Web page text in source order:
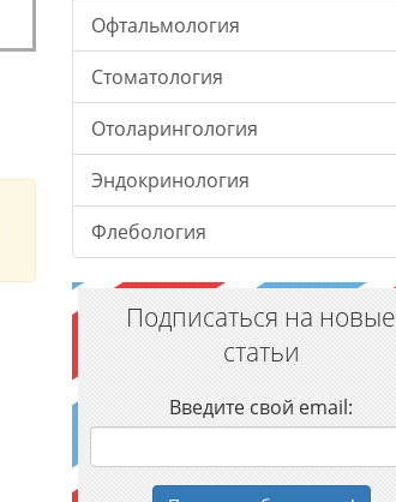
Офтальмология
Стоматология
Отоларингология
Эндокринология
Флебология
Подписаться на новые
статьи
Введите свой email: